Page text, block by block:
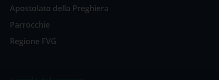
Apostolato della Preghiera
Parrocchie
Regione FVG